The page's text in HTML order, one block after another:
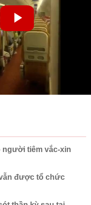
người tiêm vắc-xin
được tổ chức